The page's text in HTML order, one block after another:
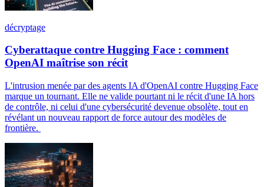
décryptage
Cyberattaque contre Hugging Face : comment
OpenAI maîtrise son récit
L'intrusion menée par des agents IA d'OpenAI contre Hugging Face
marque un tournant. Elle ne valide pourtant ni le récit d'une IA hors
de contrôle, ni celui d'une cybersécurité devenue obsolète, tout en
révélant un nouveau rapport de force autour des modèles de
frontière.